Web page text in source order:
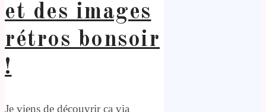
et des images
rétros bonsoir
!
Je viens de découvrir ça via